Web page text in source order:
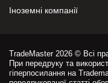
Іноземні компанії
TradeMaster 2026 © Всі
При передруку та
гіперпосилання на